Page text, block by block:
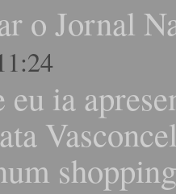
o Jornal
eu ia